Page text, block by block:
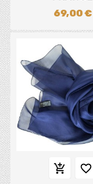
69,00 €
 